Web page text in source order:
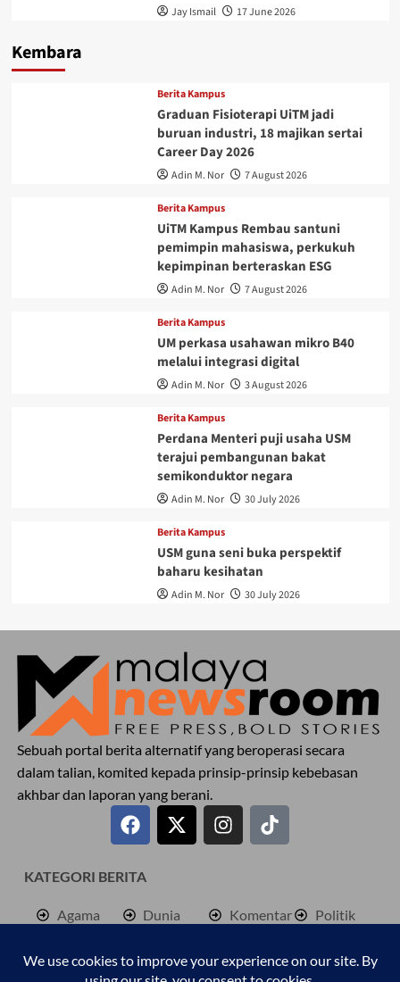
Jay Ismail 17 June 2026
Kembara
Berita Kampus
Graduan Fisioterapi UiTM jadi
buruan industri, 18 majikan sertai
Career Day 2026
Adin M. Nor 7 August 2026
Berita Kampus
UiTM Kampus Rembau santuni
pemimpin mahasiswa, perkukuh
kepimpinan berteraskan ESG
Adin M. Nor 7 August 2026
Berita Kampus
UM perkasa usahawan mikro B40
melalui integrasi digital
Adin M. Nor 3 August 2026
Berita Kampus
Perdana Menteri puji usaha USM
terajui pembangunan bakat
semikonduktor negara
Adin M. Nor 30 July 2026
Berita Kampus
USM guna seni buka perspektif
baharu kesihatan
Adin M. Nor 30 July 2026
Sebuah portal berita alternatif yang beroperasi secara
dalam talian, komited kepada prinsip-prinsip kebebasan
akhbar dan laporan yang berani.
KATEGORI BERITA
Agama
Berita
Dunia
Jenayah
Komentar
Palestine
Politik
Sukan